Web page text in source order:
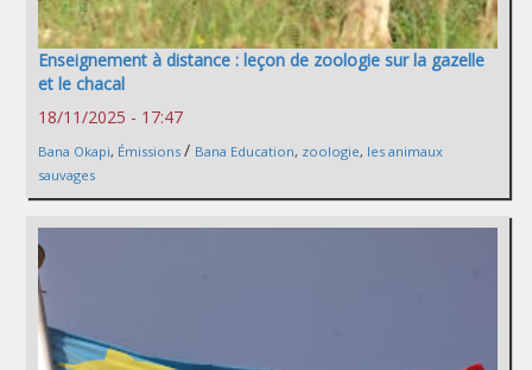
Enseignement à distance : leçon de zoologie sur la gazelle
et le chacal
18/11/2025 - 17:47
Bana Okapi, Émissions / Bana Education, zoologie, les animaux
sauvages